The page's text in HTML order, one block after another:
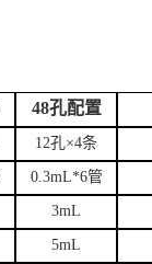
48孔配置
12孔×4条
0.3mL*6管
3mL
5mL